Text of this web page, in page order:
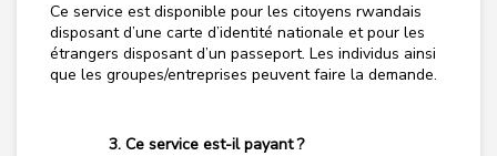
Ce service est disponible pour les citoyens rwandais
disposant d’une carte d’identité nationale et pour les
étrangers disposant d’un passeport. Les individus ainsi
que les groupes/entreprises peuvent faire la demande.
Ce service est-il payant ?